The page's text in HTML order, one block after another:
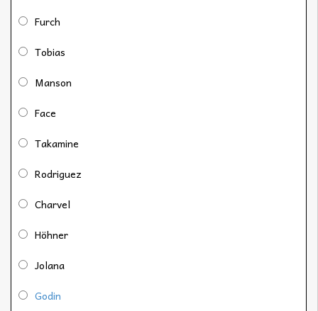
Furch
Tobias
Manson
Face
Takamine
Rodriguez
Charvel
Höhner
Jolana
Godin